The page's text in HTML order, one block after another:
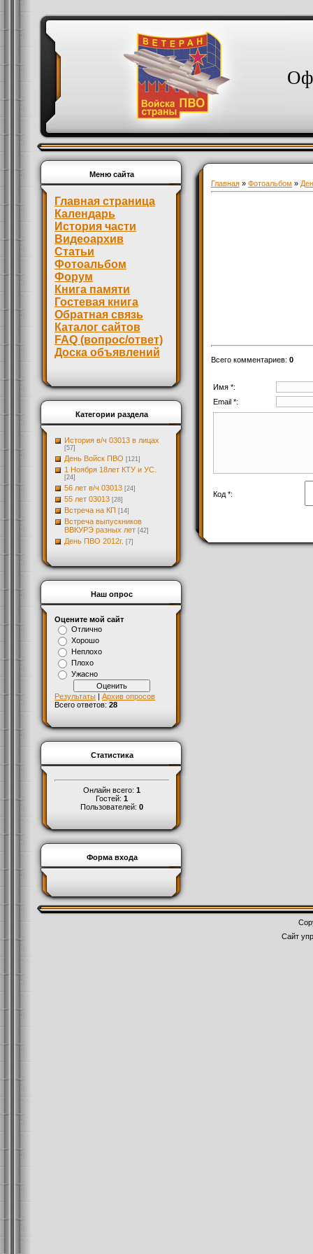
Меню сайта
Главная страница
Календарь
История части
Видеоархив
Статьи
Фотоальбом
Форум
Книга памяти
Гостевая книга
Обратная связь
Каталог сайтов
FAQ (вопрос/ответ)
Доска объявлений
Категории раздела
История в/ч 03013 в лицах
[57]
День Войск ПВО [121]
1 Ноября 18лет КТУ и УС.
[24]
56 лет в/ч 03013 [24]
55 лет 03013 [28]
Встреча на КП [14]
Встреча выпускников
ВВКУРЭ разных лет [42]
День ПВО 2012г. [7]
Наш опрос
Оцените мой сайт
Отлично
Хорошо
Неплохо
Плохо
Ужасно
Результаты | Архив опросов
Всего ответов: 28
Статистика
Онлайн всего: 1
Гостей: 1
Пользователей: 0
Форма входа
Главная » Фотоальбом »
Всего комментариев: 0
Имя *:
Email *:
Код *:
Сайт